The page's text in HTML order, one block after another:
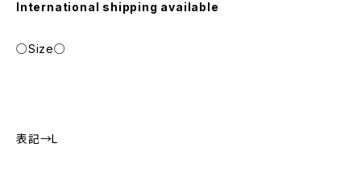
International shipping available
○Size○
表記→L